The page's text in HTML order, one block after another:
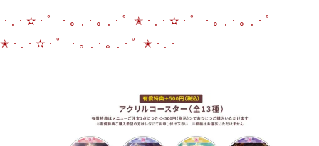
・.・✫・゜・。.・。.・゜✭・.・✫・゜・。.・。.・゜
✭・.・✫・゜・。.・。.・゜✭・.・